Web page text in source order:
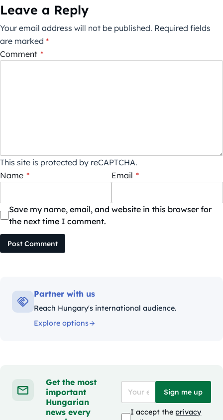
Leave a Reply
Your email address will not be published. Required fields
are marked *
Comment *
This site is protected by reCAPTCHA.
Name * Email *
Save my name, email, and website in this browser for
the next time I comment.
Post Comment
Partner with us
Reach Hungary's international audience.
Explore options
Get the most
important
Hungarian
news every
Sign me up
I accept the privacy